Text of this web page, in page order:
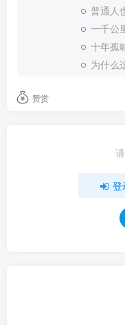
普通人也能
一千公
十年孤
为什么这
赞赏
登